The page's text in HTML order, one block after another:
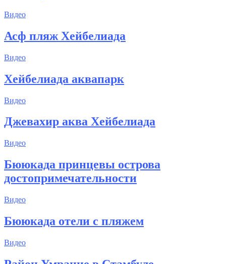
Видео
Асф пляж Хейбелиада
Видео
Хейбелиада аквапарк
Видео
Джевахир аква Хейбелиада
Видео
Бююкада принцевы острова
достопримечательности
Видео
Бююкада отели с пляжем
Видео